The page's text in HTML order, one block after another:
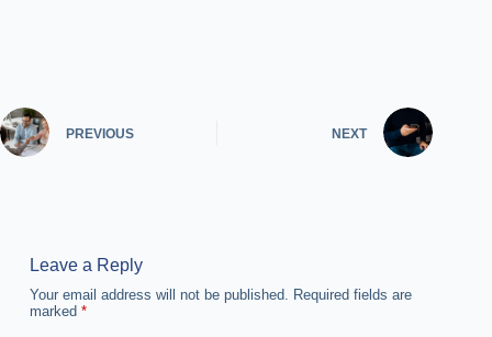
PREVIOUS NEXT
Leave a Reply
Your email address will not be published. Required fields are
marked *